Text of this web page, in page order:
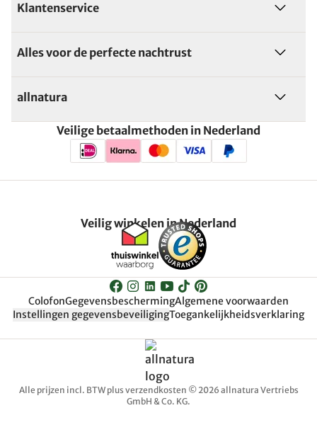
Klantenservice
Alles voor de perfecte nachtrust
allnatura
Veilige betaalmethoden in Nederland
Veilig winkelen in Nederland
ColofonGegevensbeschermingAlgemene voorwaarden
Instellingen gegevensbeveiligingToegankelijkheidsverklaring
Alle prijzen incl. BTW plus verzendkosten © 2026 allnatura Vertriebs
GmbH & Co. KG.